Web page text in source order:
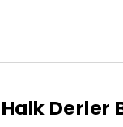
Halk Derler